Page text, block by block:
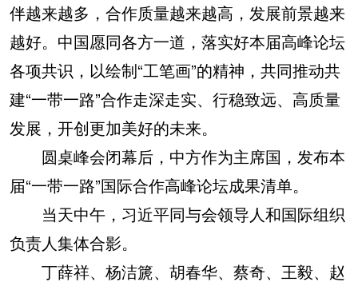
伴越来越多，合作质量越来越高，发展前景越来
越好。中国愿同各方一道，落实好本届高峰论坛
各项共识，以绘制“工笔画”的精神，共同推动共
建“一带一路”合作走深走实、行稳致远、高质量
发展，开创更加美好的未来。
圆桌峰会闭幕后，中方作为主席国，发布本
届“一带一路”国际合作高峰论坛成果清单。
当天中午，习近平同与会领导人和国际组织
负责人集体合影。
丁薛祥、杨洁篪、胡春华、蔡奇、王毅、赵